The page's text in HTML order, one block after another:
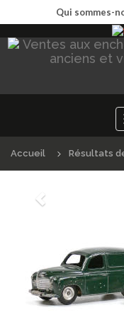
Qui sommes-
Accueil Résultats
Précédént